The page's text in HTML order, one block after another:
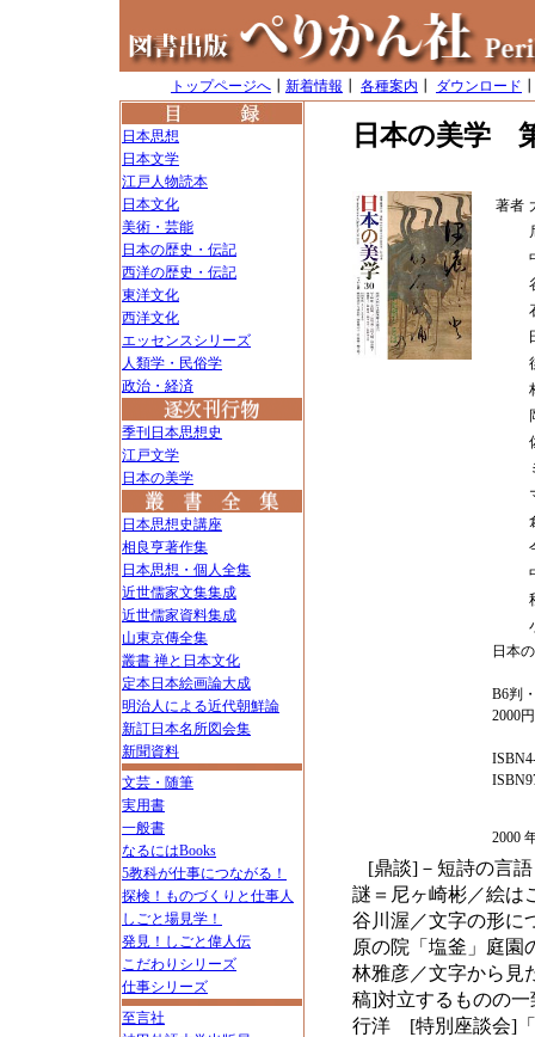
トップページへ 新着情報 各種案内 ダウンロード
日本思想
日本文学
江戸人物読本
日本文化
美術・芸能
日本の歴史・伝記
西洋の歴史・伝記
東洋文化
西洋文化
エッセンスシリーズ
人類学・民俗学
政治・経済
季刊日本思想史
江戸文学
日本の美学
日本思想史講座
相良亨著作集
日本思想・個人全集
近世儒家文集集成
近世儒家資料集成
山東京傳全集
叢書 禅と日本文化
定本日本絵画論大成
明治人による近代朝鮮論
新訂日本名所図会集
新聞資料
文芸・随筆
実用書
一般書
なるにはBooks
5教科が仕事につながる！
探検！ものづくりと仕事人
しごと場見学！
発見！しごと偉人伝
こだわりシリーズ
仕事シリーズ
至言社
日本の美学
著者
日本
B6判
2000
2000
[鼎談]－短詩の言
謎＝尼ヶ崎彬／絵は
谷川渥／文字の形
原の院「塩釜」庭園
林雅彦／文字から
稿]対立するものの
行洋 [特別座談会]「